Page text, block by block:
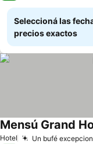
Seleccioná las
precios exactos
Hotel Un bufé
Mensú Grand